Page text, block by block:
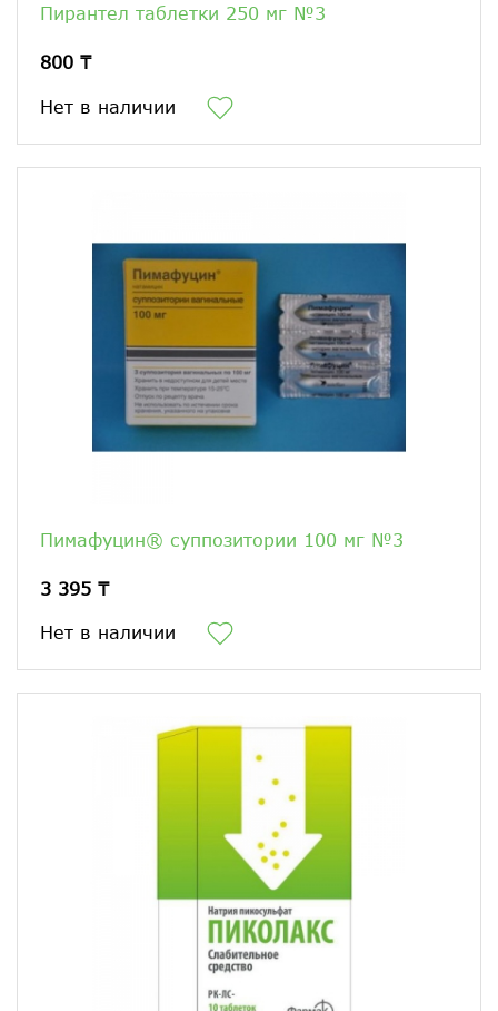
Пирантел таблетки 250 мг №3
800 ₸
Нет в наличии
Пимафуцин® суппозитории 100 мг №3
3 395 ₸
Нет в наличии